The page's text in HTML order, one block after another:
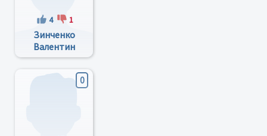
4 1
Зинченко
Валентин
Витальевич
0